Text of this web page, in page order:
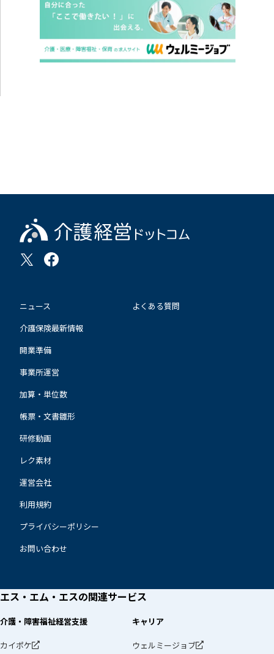
ニュース
介護保険最新情報
開業準備
事業所運営
加算・単位数
帳票・文書雛形
研修動画
レク素材
よくある質問
運営会社
利用規約
プライバシーポリシー
お問い合わせ
エス・エム・エスの関連サービス
介護・障害福祉経営支援
カイポケ
キャリア
ウェルミージョブ